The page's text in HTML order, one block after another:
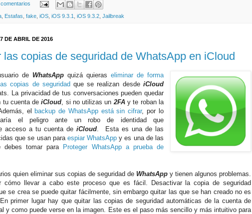
Estafas fake iOS iOS 9.3.1 iOS 9.3.2 Jailbreak
DE ABRIL DE 2016
las copias de seguridad de WhatsApp en iCloud
de WhatsApp quizá quieras eliminar de forma
copias de seguridad que se realizan desde iCloud
La privacidad de tus conversaciones pueden quedar
tu cuenta deiCloud, si no utilizas un2FAy te roban la
el
backup de WhatsApp está sin cifrar, por lo
el peligro ante un robo de identidad que
acceso a tu cuenta deiCloud. Esta es una de las
que se usan para espiar WhatsApp y es una de las
debes tomar para
Proteger WhatsApp a prueba de
quien eliminar sus copias de seguridad de WhatsApp y tienen algunos problemas.
cómo llevar a cabo este proceso que es fácil. Desactivar la copia de seguridad
se crea se puede quitar fácilmente, sin embargo quitar las que se han creado no es
primer lugar hay que quitar las copias de seguridad automáticas de la cuenta de
y como puede verse en la imagen. Este es el paso más sencillo y más intuitivo para